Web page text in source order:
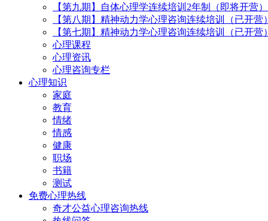
【第九期】自体心理学连续培训2年制（即将开营）
【第八期】精神动力学心理咨询连续培训（已开营）
【第七期】精神动力学心理咨询连续培训（已开营）
心理课程
心理资讯
心理咨询专栏
心理知识
家庭
教育
情绪
情感
健康
职场
书籍
测试
免费心理热线
奇才公益心理咨询热线